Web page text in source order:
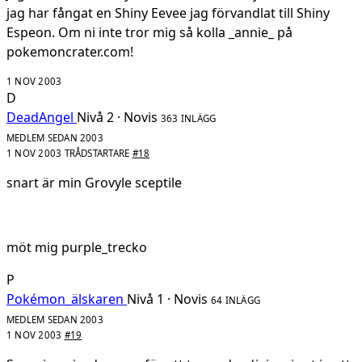
jag har fångat en Shiny Eevee jag förvandlat till Shiny
Espeon. Om ni inte tror mig så kolla _annie_ på
pokemoncrater.com!
1 NOV 2003
D
DeadAngel Nivå 2 · Novis 363 INLÄGG
MEDLEM SEDAN 2003
1 NOV 2003 TRÅDSTARTARE #18
snart är min Grovyle sceptile
möt mig purple_trecko
P
Pokémon_älskaren Nivå 1 · Novis 64 INLÄGG
MEDLEM SEDAN 2003
1 NOV 2003 #19